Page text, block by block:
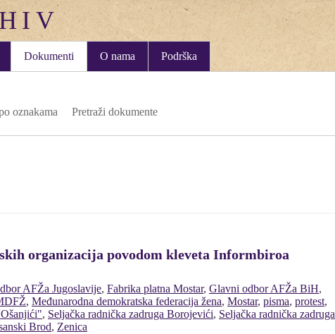
Dokumenti O nama Podrška
oznakama Pretraži dokumente
organizacija povodom kleveta Informbiroa
AFŽa Jugoslavije, Fabrika platna Mostar, Glavni odbor AFŽa BiH,
, Međunarodna demokratska federacija žena, Mostar, pisma, protest,
, Seljačka radnička zadruga Borojevići, Seljačka radnička zadruga
Brod, Zenica